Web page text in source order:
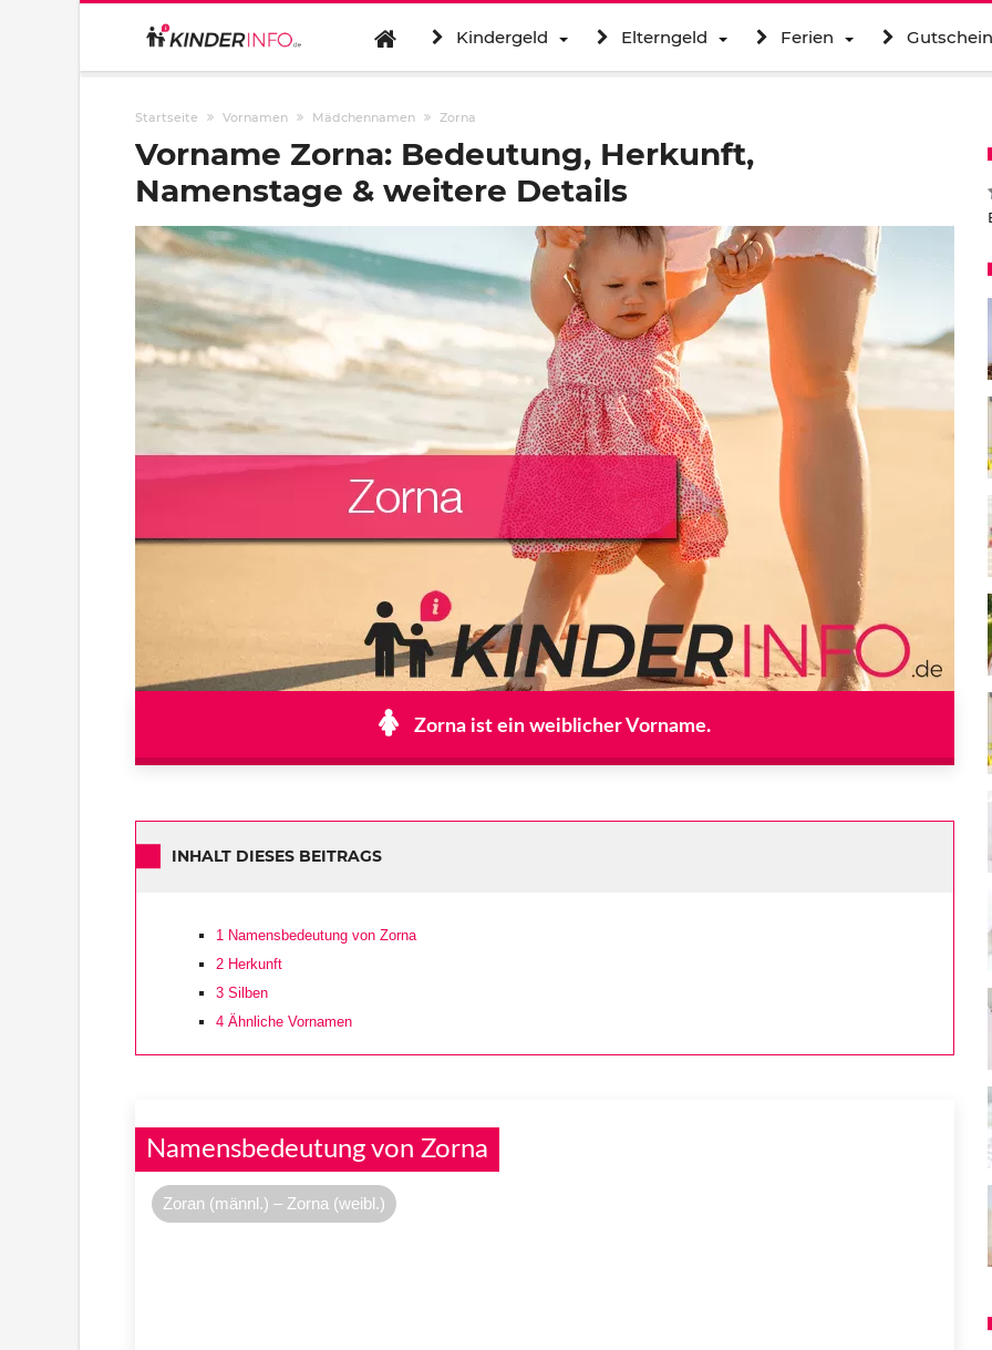
Kindergeld Elterngeld Ferien
Startseite Vornamen Mädchennamen Zorna
Vorname Zorna: Bedeutung, Herkunft,
Namenstage & weitere Details
Zorna ist ein weiblicher Vorname.
INHALT DIESES BEITRAGS
1 Namensbedeutung von Zorna
2 Herkunft
3 Silben
4 Ähnliche Vornamen
Namensbedeutung von Zorna
Zoran (männl.) – Zorna (weibl.)